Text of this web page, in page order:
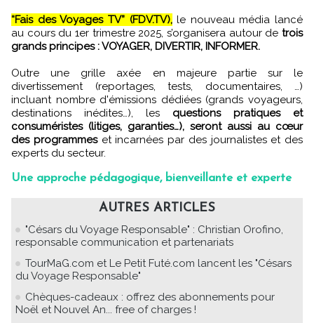
“Fais des Voyages TV” (FDV.TV),le nouveau média lancé
au cours du 1er trimestre 2025, s’organisera autour de trois
grands principes : VOYAGER, DIVERTIR, INFORMER.
Outre une grille axée en majeure partie sur le
divertissement (reportages, tests, documentaires, …)
incluant nombre d'émissions dédiées (grands voyageurs,
destinations inédites…), les questions pratiques et
consuméristes (litiges, garanties…), seront aussi au cœur
des programmeset incarnées par des journalistes et des
experts du secteur.
Une approche pédagogique, bienveillante et experte
AUTRES ARTICLES
"Césars du Voyage Responsable" : Christian Orofino,
responsable communication et partenariats
TourMaG.com et Le Petit Futé.com lancent les "Césars
du Voyage Responsable"
Chèques-cadeaux : offrez des abonnements pour
Noël et Nouvel An... free of charges !